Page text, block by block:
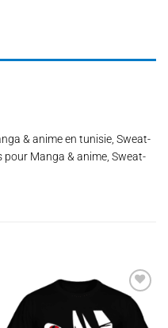
& anime en tunisie, Sweat-
Manga & anime, Sweat-
Ajouter
à la
wishlist